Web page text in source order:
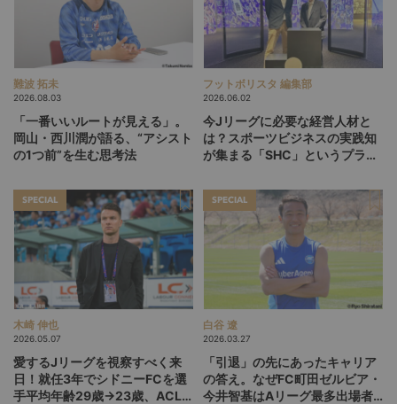
難波 拓未
2026.08.03
「一番いいルートが見える」。
岡山・西川潤が語る、“アシスト
の1つ前”を生む思考法
フットボリスタ 編集部
2026.06.02
今Jリーグに必要な経営人材と
は？スポーツビジネスの実践知
が集まる「SHC」というプラッ
SPECIAL
木崎 伸也
2026.05.07
愛するJリーグを視察すべく来
日！就任3年でシドニーFCを選
手平均年齢29歳→23歳、ACL2
SPECIAL
白谷 遼
2026.03.27
「引退」の先にあったキャリア
の答え。なぜFC町田ゼルビア・
今井智基はAリーグ最多出場者